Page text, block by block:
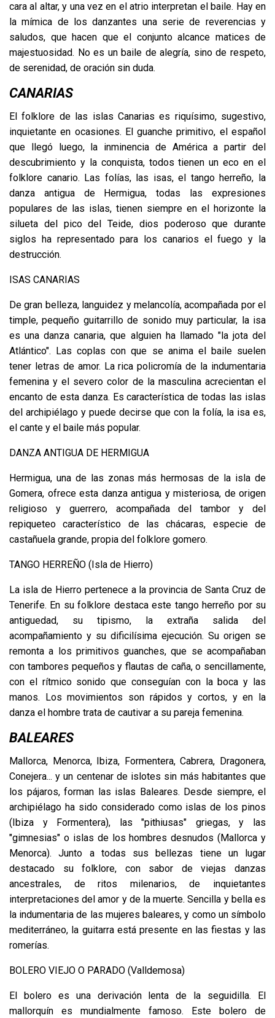
cara al altar, y una vez en el atrio interpretan el baile. Hay en
la mímica de los danzantes una serie de reverencias y
saludos, que hacen que el conjunto alcance matices de
majestuosidad. No es un baile de alegría, sino de respeto,
de serenidad, de oración sin duda.
CANARIAS
El folklore de las islas Canarias es riquísimo, sugestivo,
inquietante en ocasiones. El guanche primitivo, el español
que llegó luego, la inminencia de América a partir del
descubrimiento y la conquista, todos tienen un eco en el
folklore canario. Las folías, las isas, el tango herreño, la
danza antigua de Hermigua, todas las expresiones
populares de las islas, tienen siempre en el horizonte la
silueta del pico del Teide, dios poderoso que durante
siglos ha representado para los canarios el fuego y la
destrucción.
ISAS CANARIAS
De gran belleza, languidez y melancolía, acompañada por el
timple, pequeño guitarrillo de sonido muy particular, la isa
es una danza canaria, que alguien ha llamado "la jota del
Atlántico". Las coplas con que se anima el baile suelen
tener letras de amor. La rica policromía de la indumentaria
femenina y el severo color de la masculina acrecientan el
encanto de esta danza. Es característica de todas las islas
del archipiélago y puede decirse que con la folía, la isa es,
el cante y el baile más popular.
DANZA ANTIGUA DE HERMIGUA
Hermigua, una de las zonas más hermosas de la isla de
Gomera, ofrece esta danza antigua y misteriosa, de origen
religioso y guerrero, acompañada del tambor y del
repiqueteo característico de las chácaras, especie de
castañuela grande, propia del folklore gomero.
TANGO HERREÑO (Isla de Hierro)
La isla de Hierro pertenece a la provincia de Santa Cruz de
Tenerife. En su folklore destaca este tango herreño por su
antiguedad, su tipismo, la extraña salida del
acompañamiento y su dificilísima ejecución. Su origen se
remonta a los primitivos guanches, que se acompañaban
con tambores pequeños y flautas de caña, o sencillamente,
con el rítmico sonido que conseguían con la boca y las
manos. Los movimientos son rápidos y cortos, y en la
danza el hombre trata de cautivar a su pareja femenina.
BALEARES
Mallorca, Menorca, Ibiza, Formentera, Cabrera, Dragonera,
Conejera... y un centenar de islotes sin más habitantes que
los pájaros, forman las islas Baleares. Desde siempre, el
archipiélago ha sido considerado como islas de los pinos
(Ibiza y Formentera), las "pithiusas" griegas, y las
"gimnesias" o islas de los hombres desnudos (Mallorca y
Menorca). Junto a todas sus bellezas tiene un lugar
destacado su folklore, con sabor de viejas danzas
ancestrales, de ritos milenarios, de inquietantes
interpretaciones del amor y de la muerte. Sencilla y bella es
la indumentaria de las mujeres baleares, y como un símbolo
mediterráneo, la guitarra está presente en las fiestas y las
romerías.
BOLERO VIEJO O PARADO (Valldemosa)
El bolero es una derivación lenta de la seguidilla. El
mallorquín es mundialmente famoso. Este bolero de